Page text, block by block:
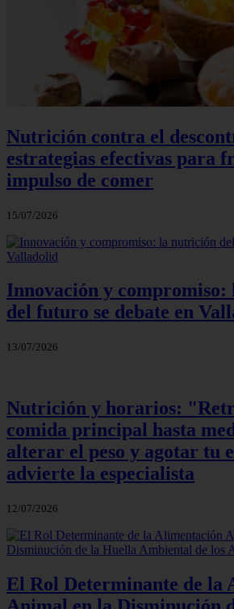
Nutrición contra el
estrategias efectivas para
impulso de comer
15/07/2026
Innovación y
del futuro se debate en
13/07/2026
Nutrición y horarios:
comida principal hasta
alterar el peso y agotar tu
advierte la especialista
12/07/2026
El Rol Determinante de la